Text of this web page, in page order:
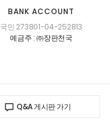
BANK ACCOUNT
국민 273801-04-252813
예금주 : ㈜장판천국
Q&A 게시판 가기